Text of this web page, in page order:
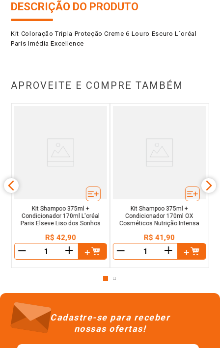
DESCRIÇÃO DO PRODUTO
Kit Coloração Tripla Proteção Creme 6 Louro Escuro L´oréal
Paris Imédia Excellence
APROVEITE E COMPRE TAMBÉM
Kit Shampoo 375ml +
Condicionador 170ml L'oréal
Paris Elseve Liso dos Sonhos
R$ 42,90
＋
Kit Shampoo 375ml +
Condicionador 170ml OX
Cosméticos Nutrição Intensa
R$ 41,90
＋
Cadastre-se para receber
nossas ofertas!